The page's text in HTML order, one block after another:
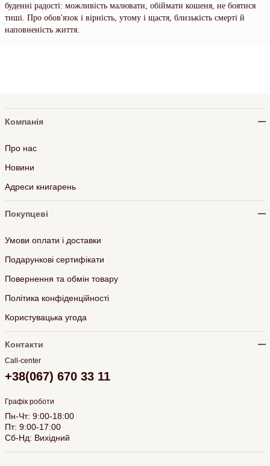
буденні радості: можливість малювати, обіймати кошеня, не боятися
тиші. Про обов'язок і вірність, утому і щастя, близькість смерті й
наповненість життя.
Компанія
Про нас
Новини
Адреси книгарень
Покупцеві
Умови оплати і доставки
Подарункові сертифікати
Повернення та обмін товару
Політика конфіденційності
Користувацька угода
Контакти
Call-center
+38(067) 670 33 11
Графік роботи
Пн-Чт: 9:00-18:00
Пт: 9:00-17:00
Сб-Нд: Вихідний